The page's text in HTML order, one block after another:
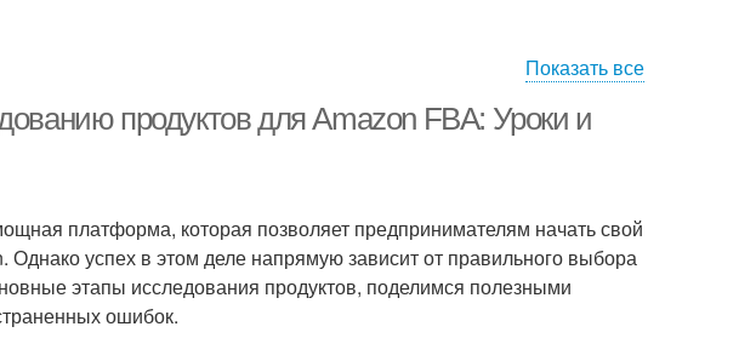
Показать все
продуктов для Amazon FBA: Уроки и
платформа, которая позволяет предпринимателям начать свой
Однако успех в этом деле напрямую зависит от правильного выбора
этапы исследования продуктов, поделимся полезными
ошибок.